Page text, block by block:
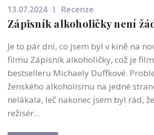
13.07.2024 Recenze
Zápisník alkoholičky není
Je to pár dní, co jsem byl v kině na
filmu Zápisník alkoholičky, což je
bestselleru Michaely Duffkové.
ženského alkoholismu na jedné
nelákala, leč nakonec jsem byl rád,
režisér...